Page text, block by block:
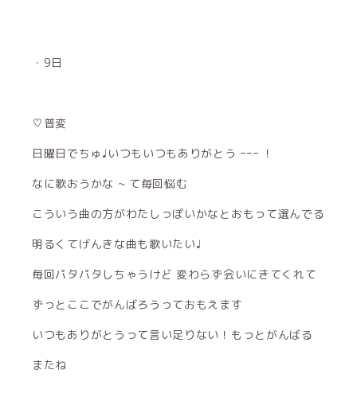
・9日
♡普変
日曜日でちゅ♩いつもいつもありがとう ｰｰｰ ！
なに歌おうかな ~ て毎回悩む
こういう曲の方がわたしっぽいかなとおもって選んでる
明るくてげんきな曲も歌いたい♩
毎回パタパタしちゃうけど 変わらず会いにきてくれて
ずっとここでがんばろうっておもえます
いつもありがとうって言い足りない！もっとがんばる
またね